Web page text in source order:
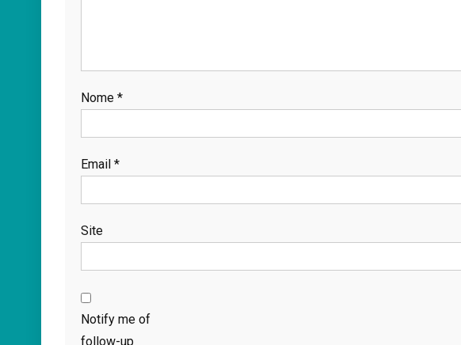
Nome *
Email *
Site
Notify me of
follow-up